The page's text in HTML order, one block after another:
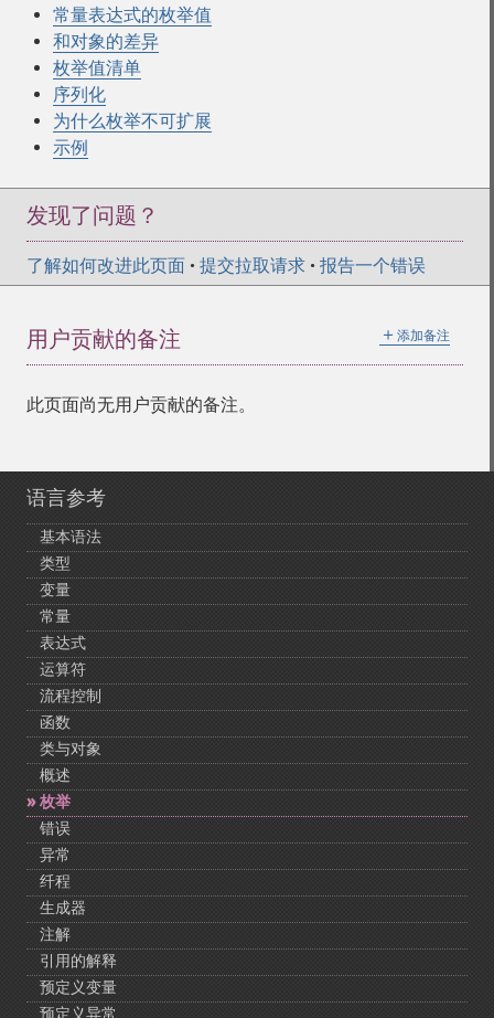
常量表达式的枚举值
和对象的差异
枚举值清单
序列化
为什么枚举不可扩展
示例
发现了问题？
了解如何改进此页面 • 提交拉取请求 • 报告一个错误
＋ 添加备注
用户贡献的备注
此页面尚无用户贡献的备注。
语言参考
基本语法
类型
变量
常量
表达式
运算符
流程控制
函数
类与对象
概述
枚举
错误
异常
纤程
生成器
注解
引用的解释
预定义变量
预定义异常